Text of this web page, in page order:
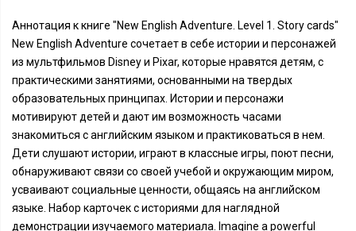
Аннотация к книге "New English Adventure. Level 1. Story cards"
New English Adventure сочетает в себе истории и персонажей
из мультфильмов Disney и Pixar, которые нравятся детям, с
практическими занятиями, основанными на твердых
образовательных принципах. Истории и персонажи
мотивируют детей и дают им возможность часами
знакомиться с английским языком и практиковаться в нем.
Дети слушают истории, играют в классные игры, поют песни,
обнаруживают связи со своей учебой и окружающим миром,
усваивают социальные ценности, общаясь на английском
языке. Набор карточек с историями для наглядной
демонстрации изучаемого материала. Imagine a powerful